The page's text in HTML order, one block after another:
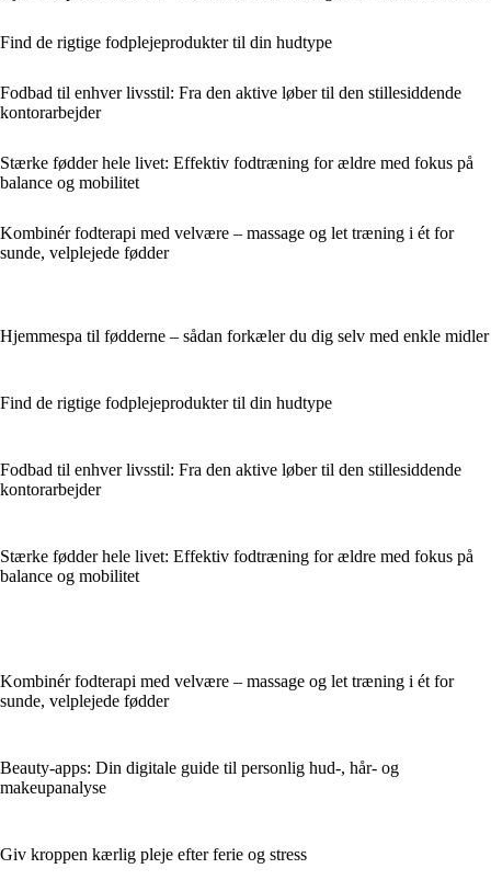
Find de rigtige fodplejeprodukter til din hudtype
Fodbad til enhver livsstil: Fra den aktive løber til den stillesiddende
kontorarbejder
Stærke fødder hele livet: Effektiv fodtræning for ældre med fokus på
balance og mobilitet
Kombinér fodterapi med velvære – massage og let træning i ét for
sunde, velplejede fødder
Hjemmespa til fødderne – sådan forkæler du dig selv med enkle midler
Find de rigtige fodplejeprodukter til din hudtype
Fodbad til enhver livsstil: Fra den aktive løber til den stillesiddende
kontorarbejder
Stærke fødder hele livet: Effektiv fodtræning for ældre med fokus på
balance og mobilitet
Kombinér fodterapi med velvære – massage og let træning i ét for
sunde, velplejede fødder
Beauty-apps: Din digitale guide til personlig hud-, hår- og
makeupanalyse
Giv kroppen kærlig pleje efter ferie og stress